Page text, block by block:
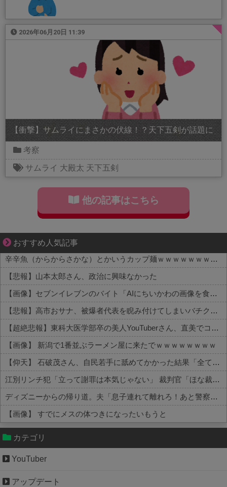
2026年06月20日 11:39
【衝撃】サムライにまさかの伏線！？天下五剣が話題に
考察
サムライ 大殿太 天下五剣
他の記事はこちら
おすすめ人気記事
それは純愛か、それともストーカー疑惑か
辛辛魚（からからさかな）とかいうカップ麺ｗｗｗｗｗｗｗｗｗｗ
【悲報】山本太郎さん、政治に興味なかった
【画像】セブンイレブンのバイト「AIにちいかわの画像を食わせてっと………できた！」→とんでもないものが出来上がってしまうw w w w w
【悲報】高市おサナ、被爆者代表を睨み付けてしまいバチクソ炎上し始めるｗｗｗｗｗｗｗｗｗ
【超絶悲報】東科大医学部卒の美人YouTuberさん、直美でコメント欄が炎上してしまう…
【画像】 新潟で1番並ぶラーメン屋に来たでｗｗｗｗｗｗｗｗ
【仰天】 石破茂さん、自民若手に舐めてかかった結果「全てを失うｗｗｗｗｗ」
江別リンチ犯「立って謝罪は本気じゃない」 裁判官「ほな裁判で土下座してないキミは本気じゃないな」
ディズニーからの帰り道。夫「息子連れて離れろ！あと警察に通報！」私「助けて！」駅員「どうしました！？」→トンデモナイことに…
【画像】 すでにメスの体つきになったいもうと
Powered by livedoor 相互RSS
カテゴリ
YouTuber
アップデート